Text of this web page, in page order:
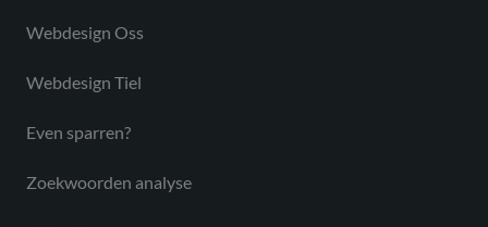
Webdesign Oss
Webdesign Tiel
Even sparren?
Zoekwoorden analyse